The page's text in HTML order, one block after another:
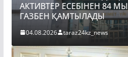
ПРЕЗИДЕНТ «БӘЙТЕРЕК»
БАСШЫСЫН ҚАБЫЛДАДЫ
06.08.2026 taraz24kz_news